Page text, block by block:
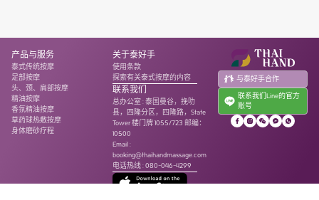
产品与服务
泰式传统按摩
足部按摩
头、颈、肩部按摩
精油按摩
香氛精油按摩
草药球热敷按摩
身体磨砂疗程
关于泰好手
使用条款
探索有关泰式按摩的内容
联系我们
总办公室:泰国曼谷，挽叻
县，四隆分区，四隆路，State
Tower 楼门牌 1055/723 邮编：
10500
Email :
booking@thaihandmassage.com
电话热线:080-046-4299
与泰好手合作
联系我们Line的官方
账号